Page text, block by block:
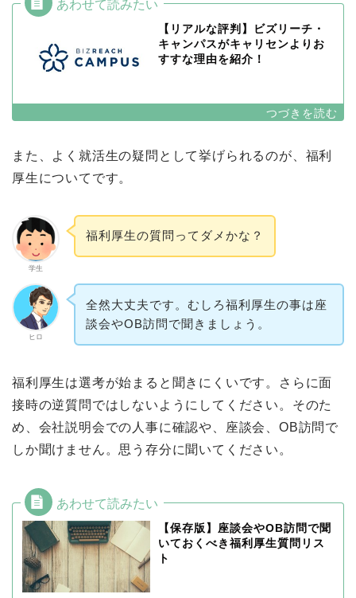
【リアルな評判】ビズリーチ・
キャンパスがキャリセンよりお
すすな理由を紹介！
また、よく就活生の疑問として挙げられるのが、福利
厚生についてです。
学生
福利厚生の質問ってダメかな？
ヒロ
全然大丈夫です。むしろ福利厚生の事は座
談会やOB訪問で聞きましょう。
福利厚生は選考が始まると聞きにくいです。さらに面
接時の逆質問ではしないようにしてください。そのた
め、会社説明会での人事に確認や、座談会、OB訪問で
しか聞けません。思う存分に聞いてください。
【保存版】座談会やOB訪問で聞
いておくべき福利厚生質問リス
ト